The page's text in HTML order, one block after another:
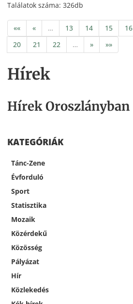
Hírek
Hírek Oroszlányban
KATEGÓRIÁK
Tánc-Zene
Évforduló
Sport
Statisztika
Mozaik
Közérdekű
Közösség
Pályázat
Hír
Közlekedés
Találatok száma: 326db
«« « … 13 14 15 16
20
21 22 … » »»